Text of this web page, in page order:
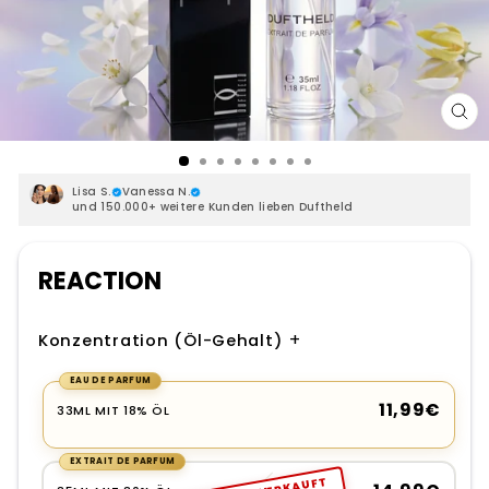
Lisa S.
Vanessa N.
und 150.000+ weitere Kunden lieben Duftheld
REACTION
Konzentration (Öl-Gehalt) +
GRÖSSE
EAU DE PARFUM
33ML MIT 18% ÖL 11,99€
EXTRAIT DE PARFUM